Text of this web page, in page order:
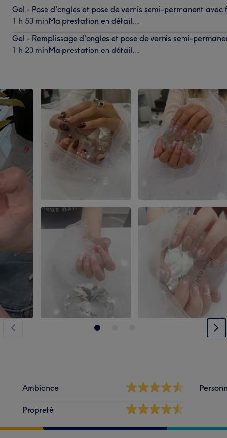
Gel - Pose d'ongles et pose de vernis semi-permanent avec
1 h 50 minMa prestation en détail...
Gel - Remplissage d'ongles et pose de vernis semi-
1 h 20 minMa prestation en détail...
Ambiance
Propreté